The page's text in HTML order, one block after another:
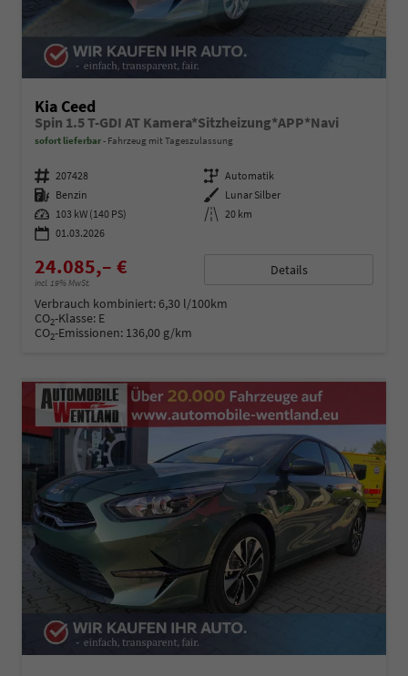
Kia Ceed
Spin 1.5 T-GDI AT Kamera*Sitzheizung*APP*Navi
sofort lieferbar Fahrzeug mit Tageszulassung
Fahrzeugnummer 207428 Getriebe Automatik
Kraftstoff Benzin Außenfarbe Lunar Silber
Leistung 103 kW (140 PS) Kilometerstand 20 km
01.03.2026
24.085,– €
incl. 19% MwSt.
Details
Verbrauch kombiniert:6,30 l/100km
CO2-Klasse: E
CO2-Emissionen: 136,00 g/km